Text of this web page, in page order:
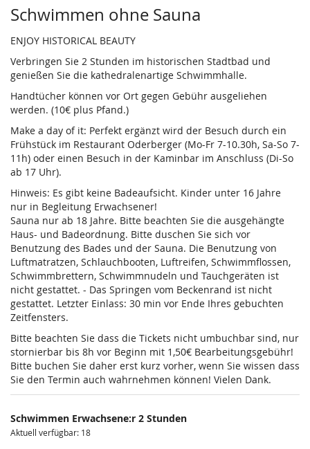
Produkte
Schwimmen ohne Sauna
ENJOY HISTORICAL BEAUTY
Verbringen Sie 2 Stunden im historischen Stadtbad und
genießen Sie die kathedralenartige Schwimmhalle.
Handtücher können vor Ort gegen Gebühr ausgeliehen
werden. (10€ plus Pfand.)
Make a day of it: Perfekt ergänzt wird der Besuch durch ein
Frühstück im Restaurant Oderberger (Mo-Fr 7-10.30h, Sa-So 7-
11h) oder einen Besuch in der Kaminbar im Anschluss (Di-So
ab 17 Uhr).
Hinweis: Es gibt keine Badeaufsicht. Kinder unter 16 Jahre
nur in Begleitung Erwachsener!
Sauna nur ab 18 Jahre. Bitte beachten Sie die ausgehängte
Haus- und Badeordnung. Bitte duschen Sie sich vor
Benutzung des Bades und der Sauna. Die Benutzung von
Luftmatratzen, Schlauchbooten, Luftreifen, Schwimmflossen,
Schwimmbrettern, Schwimmnudeln und Tauchgeräten ist
nicht gestattet. - Das Springen vom Beckenrand ist nicht
gestattet. Letzter Einlass: 30 min vor Ende Ihres gebuchten
Zeitfensters.
Bitte beachten Sie dass die Tickets nicht umbuchbar sind, nur
stornierbar bis 8h vor Beginn mit 1,50€ Bearbeitungsgebühr!
Bitte buchen Sie daher erst kurz vorher, wenn Sie wissen dass
Sie den Termin auch wahrnehmen können! Vielen Dank.
Schwimmen Erwachsene:r 2 Stunden
Aktuell verfügbar: 18